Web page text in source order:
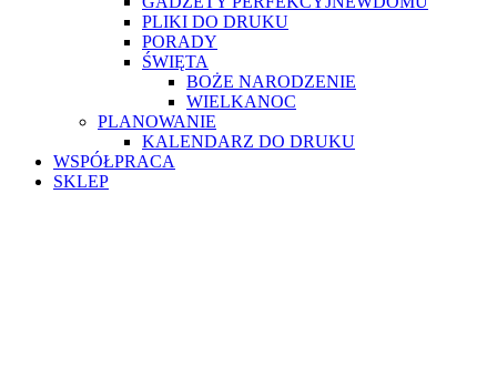
PLIKI DO DRUKU
PORADY
ŚWIĘTA
BOŻE NARODZENIE
WIELKANOC
PLANOWANIE
KALENDARZ DO DRUKU
WSPÓŁPRACA
SKLEP